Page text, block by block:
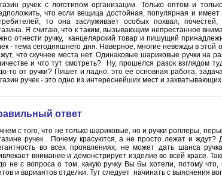
ручек с логотипом организации. Только оптом и
что если вещица достойная, популярная и имеет
то она заслуживает особых похвал,
Я считаю, что к таким, вызывающим непрестанное
отнести ручку, канцелярский товар и пишущий
- тема сегодняшнего дня. Наверное, многие невежды в этой
что скучнее места нет. Одинаковые шариковые ручки на
и что тут смотреть? Ну, прошелся разок взглядом
то от ручки? Пишет и ладно, это ее основная работа,
ручек - это одно из интереснейших мест и
ответ
с того, что не только шариковые, но и ручки роллеры,
ручек . Почему красуются, а не просто лежат и ждут?
во всех проявлениях, не может дать шанса
внимание и демонстрирует изделие во всей красе.
не с вопроса о том, какую ручку Вы бы хотели, потому
и вариантов отделки. Тут следует начинать с выяснения